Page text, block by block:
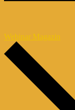
Webinar Magazin